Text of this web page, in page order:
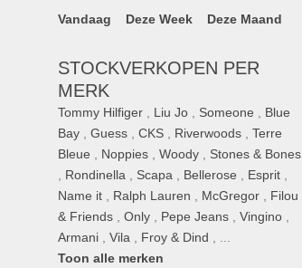
Vandaag Deze Week Deze Maand
STOCKVERKOPEN PER
MERK
Tommy Hilfiger Liu Jo Someone
Blue
Bay ,Guess ,CKS Riverwoods ,Terre
Bleue
Noppies ,Woody
Stones & Bones
Rondinella Scapa Bellerose Esprit
Name it
Ralph Lauren McGregor
Filou
& Friends ,Only Pepe Jeans ,Vingino
Armani ,Vila Froy & Dind
Toon alle merken